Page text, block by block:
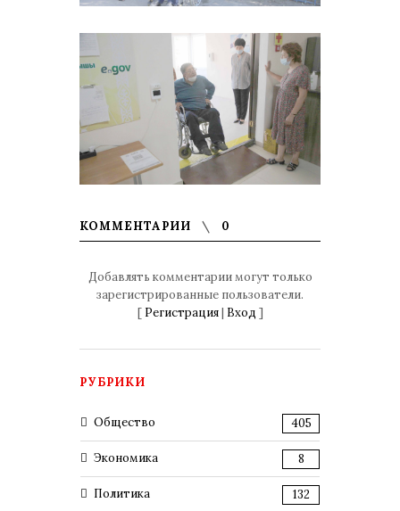
КОММЕНТАРИИ 0
Добавлять комментарии могут только
зарегистрированные пользователи.
[ Регистрация| Вход ]
РУБРИКИ
Общество 405
Экономика 8
Политика 132